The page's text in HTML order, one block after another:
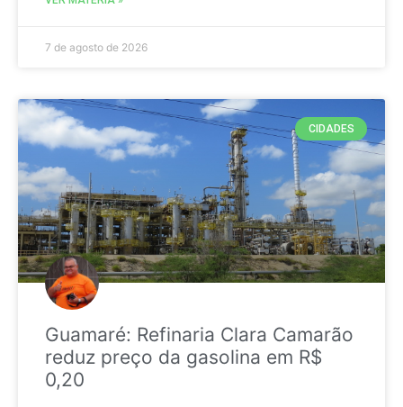
7 de agosto de 2026
CIDADES
Guamaré: Refinaria Clara Camarão
reduz preço da gasolina em R$
0,20